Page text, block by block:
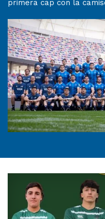
primera cap con la